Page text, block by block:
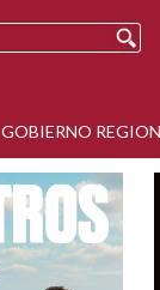
GOBIERNO